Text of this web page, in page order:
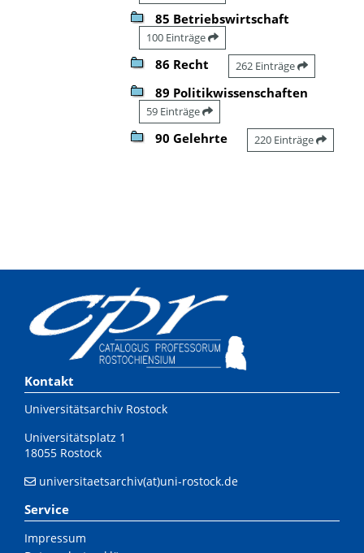
85 Betriebswirtschaft
100 Einträge
86 Recht 262 Einträge
89 Politikwissenschaften
59 Einträge
90 Gelehrte 220 Einträge
Kontakt
Universitätsarchiv Rostock
Universitätsplatz 1
18055 Rostock
universitaetsarchiv(at)uni-rostock.de
Service
Impressum